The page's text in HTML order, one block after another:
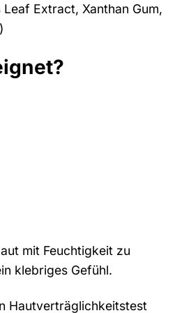
Extract, Xanthan Gum,
mit Feuchtigkeit zu
klebriges Gefühl.
Hautverträglichkeitstest